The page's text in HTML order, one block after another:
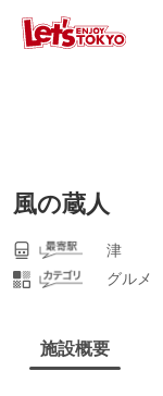
風の蔵人
津
グルメ
施設概要